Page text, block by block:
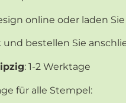
online oder laden
bestellen Sie
: 1-2 Werktage
für alle Stempel: